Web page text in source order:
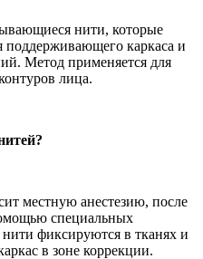
нити, которые
поддерживающего каркаса и
Метод применяется для
лица.
местную анестезию, после
специальных
фиксируются в тканях и
в зоне коррекции.